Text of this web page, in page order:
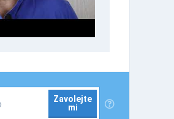
Zavolejte
mi